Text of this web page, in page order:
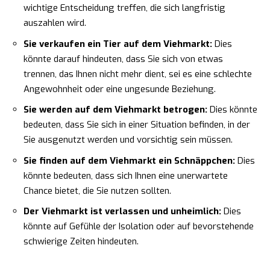
wichtige Entscheidung treffen, die sich langfristig
auszahlen wird.
Sie verkaufen ein Tier auf dem Viehmarkt: Dies
könnte darauf hindeuten, dass Sie sich von etwas
trennen, das Ihnen nicht mehr dient, sei es eine schlechte
Angewohnheit oder eine ungesunde Beziehung.
Sie werden auf dem Viehmarkt betrogen: Dies könnte
bedeuten, dass Sie sich in einer Situation befinden, in der
Sie ausgenutzt werden und vorsichtig sein müssen.
Sie finden auf dem Viehmarkt ein Schnäppchen: Dies
könnte bedeuten, dass sich Ihnen eine unerwartete
Chance bietet, die Sie nutzen sollten.
Der Viehmarkt ist verlassen und unheimlich: Dies
könnte auf Gefühle der Isolation oder auf bevorstehende
schwierige Zeiten hindeuten.